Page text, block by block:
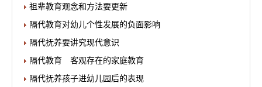
祖辈教育观念和方法要更新
隔代教育对幼儿个性发展的负面影响
隔代抚养要讲究现代意识
隔代教育 客观存在的家庭教育
隔代抚养孩子进幼儿园后的表现